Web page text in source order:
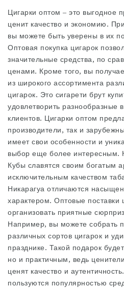
Цигарки оптом – это выгодное
ценит качество и экономию.
вы можете быть уверены в их
Оптовая покупка цигарок
значительные средства, по
ценами. Кроме того, вы
из широкого ассортимента
цигарок. Это сигарети брут
удовлетворить разнообразные
клиентов. Цигарки оптом
производители, так и
имеет свои особенности и
выбор еще более интересным.
Кубы славятся своим богатым
исключительным качеством
Никарагуа отличаются
характером. Оптовые поставки
организовать приятные
Например, вы можете собрать
различных сортов цигарок и
празднике. Такой подарок
но и практичным, ведь
ценят качество и
пользуются популярностью